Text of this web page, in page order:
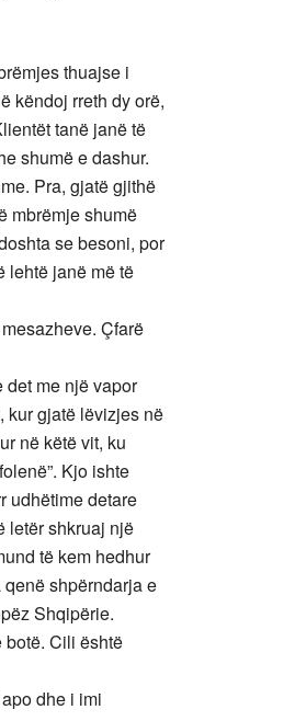
thuajse i
këndoj rreth dy orë,
tanë janë të
shumë e dashur.
Pra, gjatë gjithë
mbrëmje shumë
se besoni, por
lehtë janë më të
Çfarë
det me një vapor
kur gjatë lëvizjes në
në këtë vit, ku
Kjo ishte
udhëtime detare
letër shkruaj një
të kem hedhur
shpërndarja e
Shqipërie.
botë. Cili është
dhe i imi